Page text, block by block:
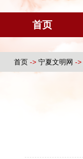
首页
首页 -> 宁夏文明网 ->